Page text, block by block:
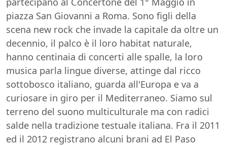
piazza San Giovanni a Roma. Sono figli della
scena new rock che invade la capitale da oltre un
decennio, il palco è il loro habitat naturale,
hanno centinaia di concerti alle spalle, la loro
musica parla lingue diverse, attinge dal ricco
sottobosco italiano, guarda all'Europa e va a
curiosare in giro per il Mediterraneo. Siamo sul
terreno del suono multiculturale ma con radici
salde nella tradizione testuale italiana. Fra il 2011
ed il 2012 registrano alcuni brani ad El Paso